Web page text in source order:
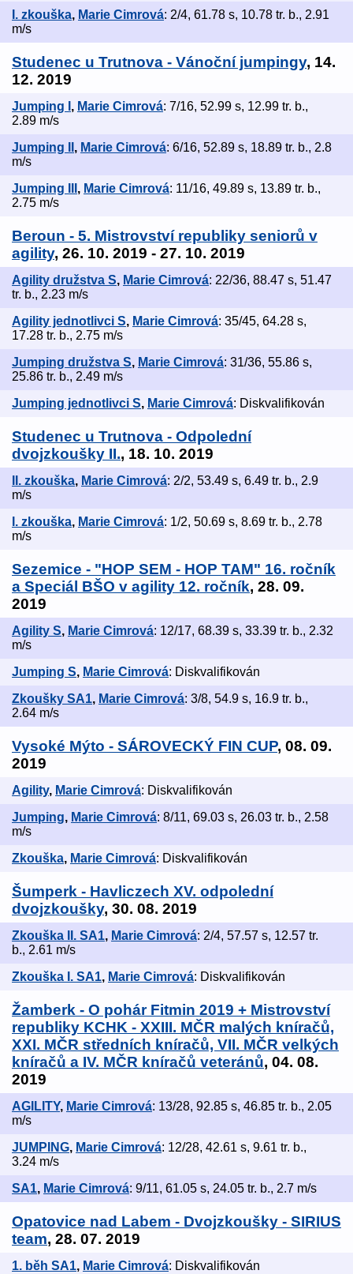
I. zkouška, Marie Cimrová: 2/4, 61.78 s, 10.78 tr. b., 2.91
m/s
Studenec u Trutnova - Vánoční jumpingy, 14.
12. 2019
Jumping I , Marie Cimrová: 7/16, 52.99 s, 12.99 tr. b.,
2.89 m/s
Jumping II , Marie Cimrová: 6/16, 52.89 s, 18.89 tr. b., 2.8
m/s
Jumping III , Marie Cimrová: 11/16, 49.89 s, 13.89 tr. b.,
2.75 m/s
Beroun - 5. Mistrovství republiky seniorů v
agility, 26. 10. 2019 - 27. 10. 2019
Agility družstva S, Marie Cimrová: 22/36, 88.47 s, 51.47
tr. b., 2.23 m/s
Agility jednotlivci S, Marie Cimrová: 35/45, 64.28 s,
17.28 tr. b., 2.75 m/s
Jumping družstva S, Marie Cimrová: 31/36, 55.86 s,
25.86 tr. b., 2.49 m/s
Jumping jednotlivci S, Marie Cimrová: Diskvalifikován
Studenec u Trutnova - Odpolední
dvojzkoušky II., 18. 10. 2019
II. zkouška, Marie Cimrová: 2/2, 53.49 s, 6.49 tr. b., 2.9
m/s
I. zkouška, Marie Cimrová: 1/2, 50.69 s, 8.69 tr. b., 2.78
m/s
Sezemice - "HOP SEM - HOP TAM" 16. ročník
a Speciál BŠO v agility 12. ročník, 28. 09.
2019
Agility S, Marie Cimrová: 12/17, 68.39 s, 33.39 tr. b., 2.32
m/s
Jumping S, Marie Cimrová: Diskvalifikován
Zkoušky SA1, Marie Cimrová: 3/8, 54.9 s, 16.9 tr. b.,
2.64 m/s
Vysoké Mýto - SÁROVECKÝ FIN CUP, 08. 09.
2019
Agility, Marie Cimrová: Diskvalifikován
Jumping, Marie Cimrová: 8/11, 69.03 s, 26.03 tr. b., 2.58
m/s
Zkouška, Marie Cimrová: Diskvalifikován
Šumperk - Havliczech XV. odpolední
dvojzkoušky, 30. 08. 2019
Zkouška II. SA1, Marie Cimrová: 2/4, 57.57 s, 12.57 tr.
b., 2.61 m/s
Zkouška I. SA1, Marie Cimrová: Diskvalifikován
Žamberk - O pohár Fitmin 2019 + Mistrovství
republiky KCHK - XXIII. MČR malých kníračů,
XXI. MČR středních kníračů, VII. MČR velkých
kníračů a IV. MČR kníračů veteránů, 04. 08.
2019
AGILITY, Marie Cimrová: 13/28, 92.85 s, 46.85 tr. b., 2.05
m/s
JUMPING, Marie Cimrová: 12/28, 42.61 s, 9.61 tr. b.,
3.24 m/s
SA1, Marie Cimrová: 9/11, 61.05 s, 24.05 tr. b., 2.7 m/s
Opatovice nad Labem - Dvojzkoušky - SIRIUS
team, 28. 07. 2019
1. běh SA1, Marie Cimrová: Diskvalifikován